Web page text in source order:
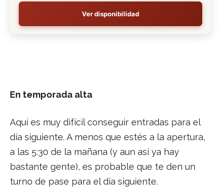
Ver disponibilidad
En temporada alta
Aquí es muy difícil conseguir entradas para el
día siguiente. A menos que estés a la apertura,
a las 5:30 de la mañana (y aun así ya hay
bastante gente), es probable que te den un
turno de pase para el día siguiente.